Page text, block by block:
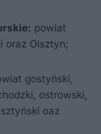
powiat
oraz Olsztyn;
gostyński,
ostrowski,
oaz